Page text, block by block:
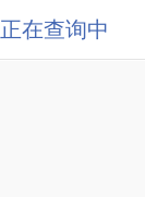
正在查询中